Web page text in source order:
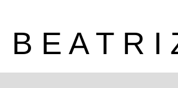
B E A T R I